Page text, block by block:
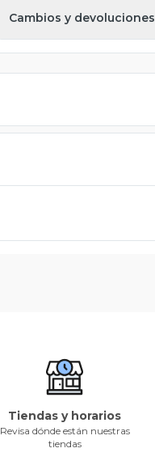
Cambios y devoluciones
Tiendas y horarios
Revisa dónde están nuestras
tiendas